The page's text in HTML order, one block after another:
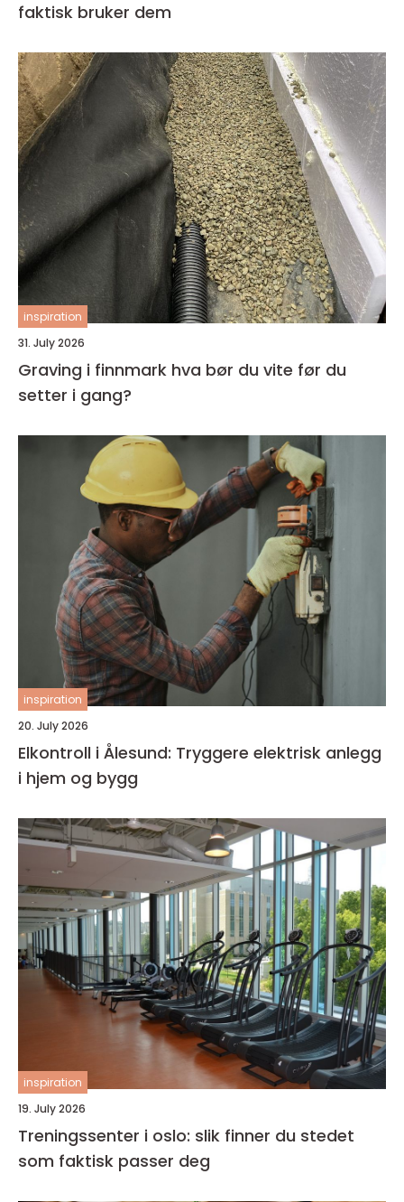
faktisk bruker dem
inspiration
31. July 2026
Graving i finnmark hva bør du vite før du
setter i gang?
inspiration
20. July 2026
Elkontroll i Ålesund: Tryggere elektrisk anlegg
i hjem og bygg
inspiration
19. July 2026
Treningssenter i oslo: slik finner du stedet
som faktisk passer deg